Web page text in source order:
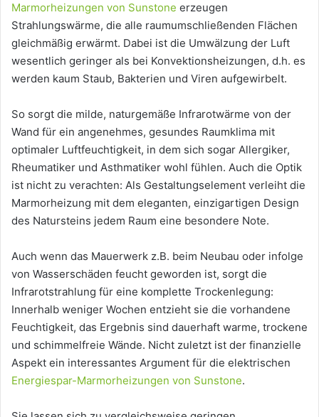
Marmorheizungen von Sunstone erzeugen
Strahlungswärme, die alle raumumschließenden Flächen
gleichmäßig erwärmt. Dabei ist die Umwälzung der Luft
wesentlich geringer als bei Konvektionsheizungen, d.h. es
werden kaum Staub, Bakterien und Viren aufgewirbelt.
So sorgt die milde, naturgemäße Infrarotwärme von der
Wand für ein angenehmes, gesundes Raumklima mit
optimaler Luftfeuchtigkeit, in dem sich sogar Allergiker,
Rheumatiker und Asthmatiker wohl fühlen. Auch die Optik
ist nicht zu verachten: Als Gestaltungselement verleiht die
Marmorheizung mit dem eleganten, einzigartigen Design
des Natursteins jedem Raum eine besondere Note.
Auch wenn das Mauerwerk z.B. beim Neubau oder infolge
von Wasserschäden feucht geworden ist, sorgt die
Infrarotstrahlung für eine komplette Trockenlegung:
Innerhalb weniger Wochen entzieht sie die vorhandene
Feuchtigkeit, das Ergebnis sind dauerhaft warme, trockene
und schimmelfreie Wände. Nicht zuletzt ist der finanzielle
Aspekt ein interessantes Argument für die elektrischen
Energiespar-Marmorheizungen von Sunstone.